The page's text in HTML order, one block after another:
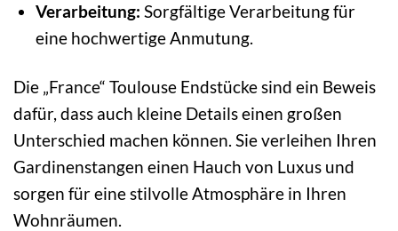
Verarbeitung: Sorgfältige Verarbeitung für
eine hochwertige Anmutung.
Die „France“ Toulouse Endstücke sind ein Beweis
dafür, dass auch kleine Details einen großen
Unterschied machen können. Sie verleihen Ihren
Gardinenstangen einen Hauch von Luxus und
sorgen für eine stilvolle Atmosphäre in Ihren
Wohnräumen.